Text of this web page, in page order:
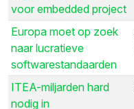
voor embedded project
Europa moet op zoek
naar lucratieve
softwarestandaarden
ITEA-miljarden hard
nodig in